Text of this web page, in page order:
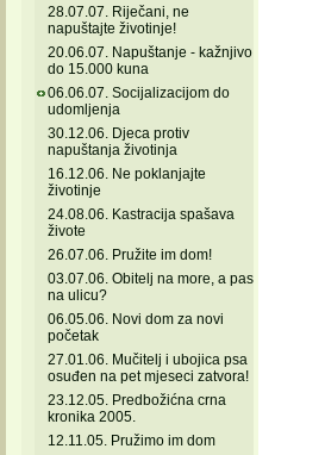
28.07.07. Riječani, ne
napuštajte životinje!
20.06.07. Napuštanje - kažnjivo
do 15.000 kuna
06.06.07. Socijalizacijom do
udomljenja
30.12.06. Djeca protiv
napuštanja životinja
16.12.06. Ne poklanjajte
životinje
24.08.06. Kastracija spašava
živote
26.07.06. Pružite im dom!
03.07.06. Obitelj na more, a pas
na ulicu?
06.05.06. Novi dom za novi
početak
27.01.06. Mučitelj i ubojica psa
osuđen na pet mjeseci zatvora!
23.12.05. Predbožićna crna
kronika 2005.
12.11.05. Pružimo im dom